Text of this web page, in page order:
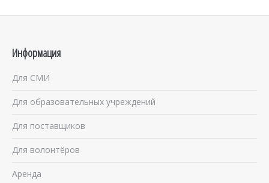
Информация
Для СМИ
Для образовательных учреждений
Для поставщиков
Для волонтёров
Аренда